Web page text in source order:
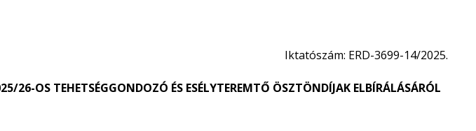
Iktatószám: ERD-3699-14/2025.
26-OS TEHETSÉGGONDOZÓ ÉS ESÉLYTEREMTŐ ÖSZTÖNDÍJAK ELBÍRÁLÁSÁRÓL